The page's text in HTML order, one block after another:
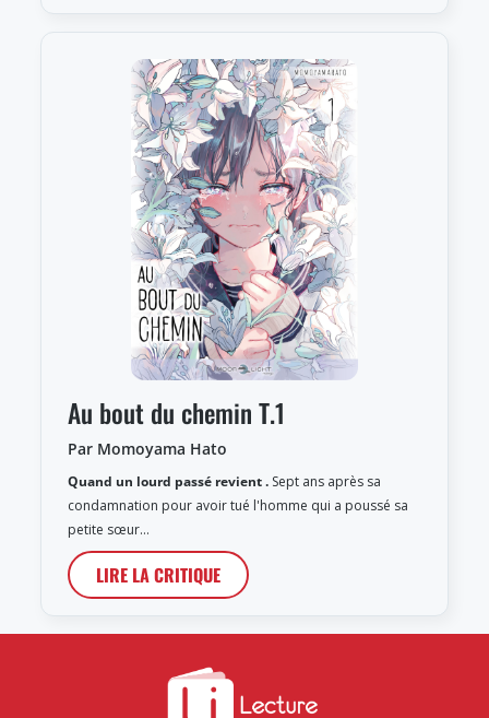
Au bout du chemin T.1
Par Momoyama Hato
Quand un lourd passé revient . Sept ans après sa
condamnation pour avoir tué l'homme qui a poussé sa
petite sœur…
LIRE LA CRITIQUE